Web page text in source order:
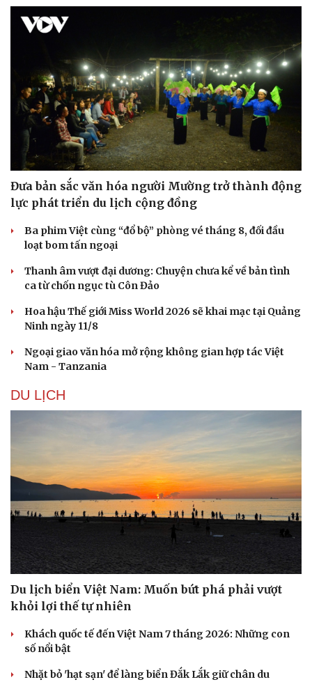
Du lịch
Tư vấn
check-in
Podcast
Câu chuyện thời sự
Cửa sổ tình yêu
Đưa bản sắc văn hóa người Mường trở thành động
lực phát triển du lịch cộng đồng
Ba phim Việt cùng “đổ bộ” phòng vé tháng 8, đối đầu
loạt bom tấn ngoại
Thanh âm vượt đại dương: Chuyện chưa kể về bản tình
ca từ chốn ngục tù Côn Đảo
Hoa hậu Thế giới Miss World 2026 sẽ khai mạc tại Quảng
Ninh ngày 11/8
Ngoại giao văn hóa mở rộng không gian hợp tác Việt
Nam - Tanzania
DU LỊCH
Du lịch biển Việt Nam: Muốn bứt phá phải vượt
khỏi lợi thế tự nhiên
Khách quốc tế đến Việt Nam 7 tháng 2026: Những con
số nổi bật
Nhặt bỏ 'hạt sạn' để làng biển Đắk Lắk giữ chân du